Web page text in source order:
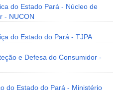
do Estado Pará - Núcleo de
- NUCON
do Estado do Pará - TJPA
e Defesa do Consumidor -
do Estado do Pará - Ministério